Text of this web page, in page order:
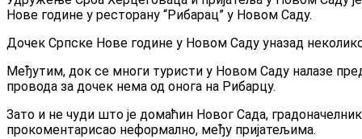
Нове године у ресторану “Рибарац” у Новом Саду.
Дочек Српске Нове године у Новом Саду уназад
Међутим, док се многи туристи у Новом Саду налазе
провода за дочек нема од онога на Рибарцу.
Зато и не чуди што је домаћин Новог Сада,
прокоментарисао неформално, међу пријатељима.